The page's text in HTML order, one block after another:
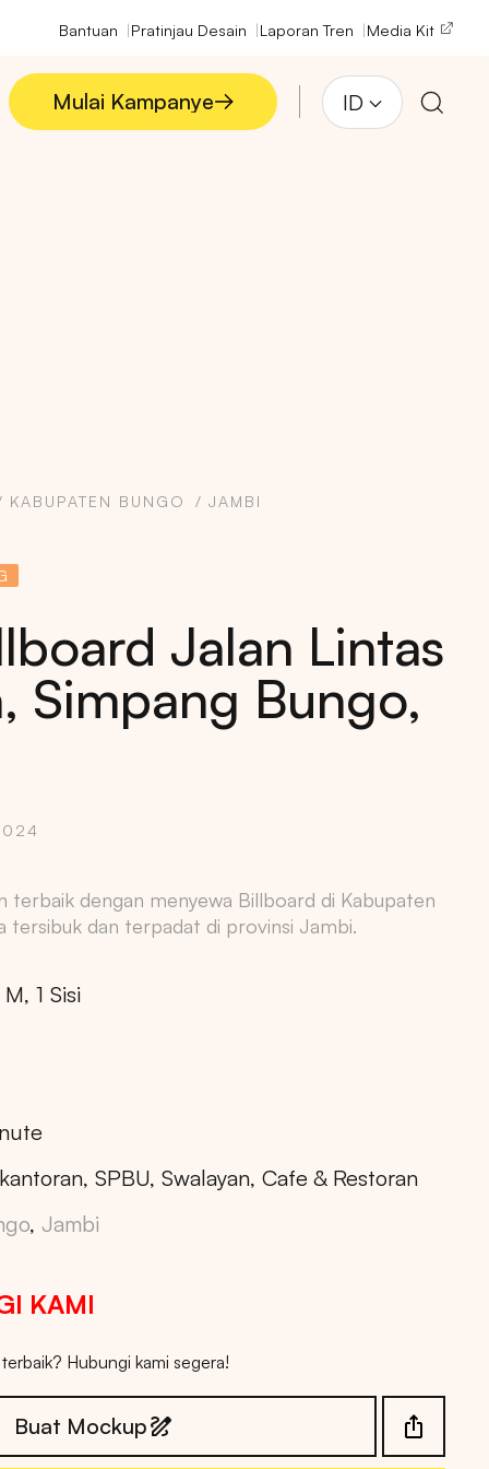
Bantuan Pratinjau Desain Laporan Tren Media Kit
Mulai Kampanye
Mulai Kampanye
ID
KABUPATEN BUNGO JAMBI
Jalan Lintas
Simpang Bungo,
terbaik dengan menyewa Billboard di Kabupaten
tersibuk dan terpadat di provinsi Jambi.
1 Sisi
SPBU, Swalayan, Cafe & Restoran
, Jambi
KAMI
Hubungi kami segera!
Buat Mockup